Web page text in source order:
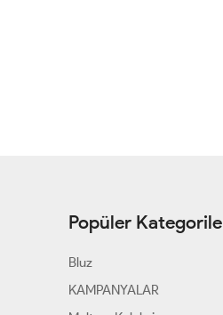
Popüler
Bluz
KAMPANYALAR